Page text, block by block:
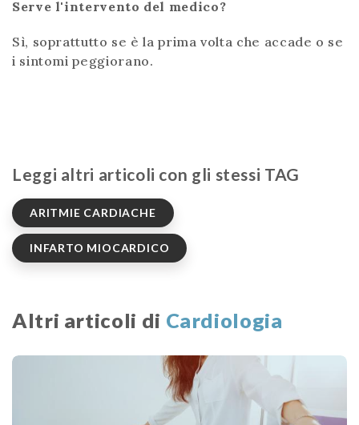
Serve l'intervento del medico?
Sì, soprattutto se è la prima volta che accade o se
i sintomi peggiorano.
Leggi altri articoli con gli stessi TAG
ARITMIE CARDIACHE
INFARTO MIOCARDICO
Altri articoli di Cardiologia